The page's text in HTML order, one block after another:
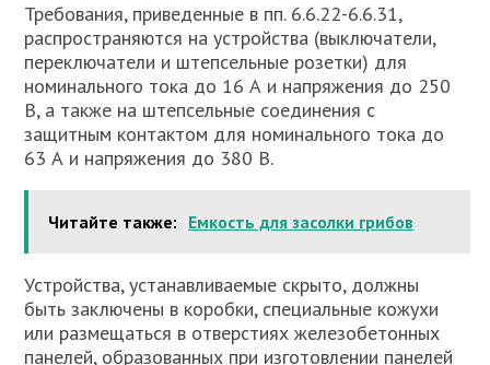
Требования, приведенные в пп. 6.6.22-6.6.31,
распространяются на устройства (выключатели,
переключатели и штепсельные розетки) для
номинального тока до 16 А и напряжения до 250
В, а также на штепсельные соединения с
защитным контактом для номинального тока до
63 А и напряжения до 380 В.
Читайте также: Емкость для засолки грибов
Устройства, устанавливаемые скрыто, должны
быть заключены в коробки, специальные кожухи
или размещаться в отверстиях железобетонных
панелей, образованных при изготовлении панелей